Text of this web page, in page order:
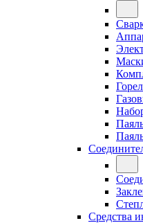
Средства